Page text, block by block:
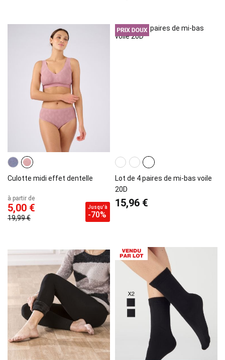
Culotte midi effet dentelle
à partir de
5,00 €
19,99 €
Jusqu'à
-70%
Lot de 4 paires de mi-bas voile
20D
15,96 €